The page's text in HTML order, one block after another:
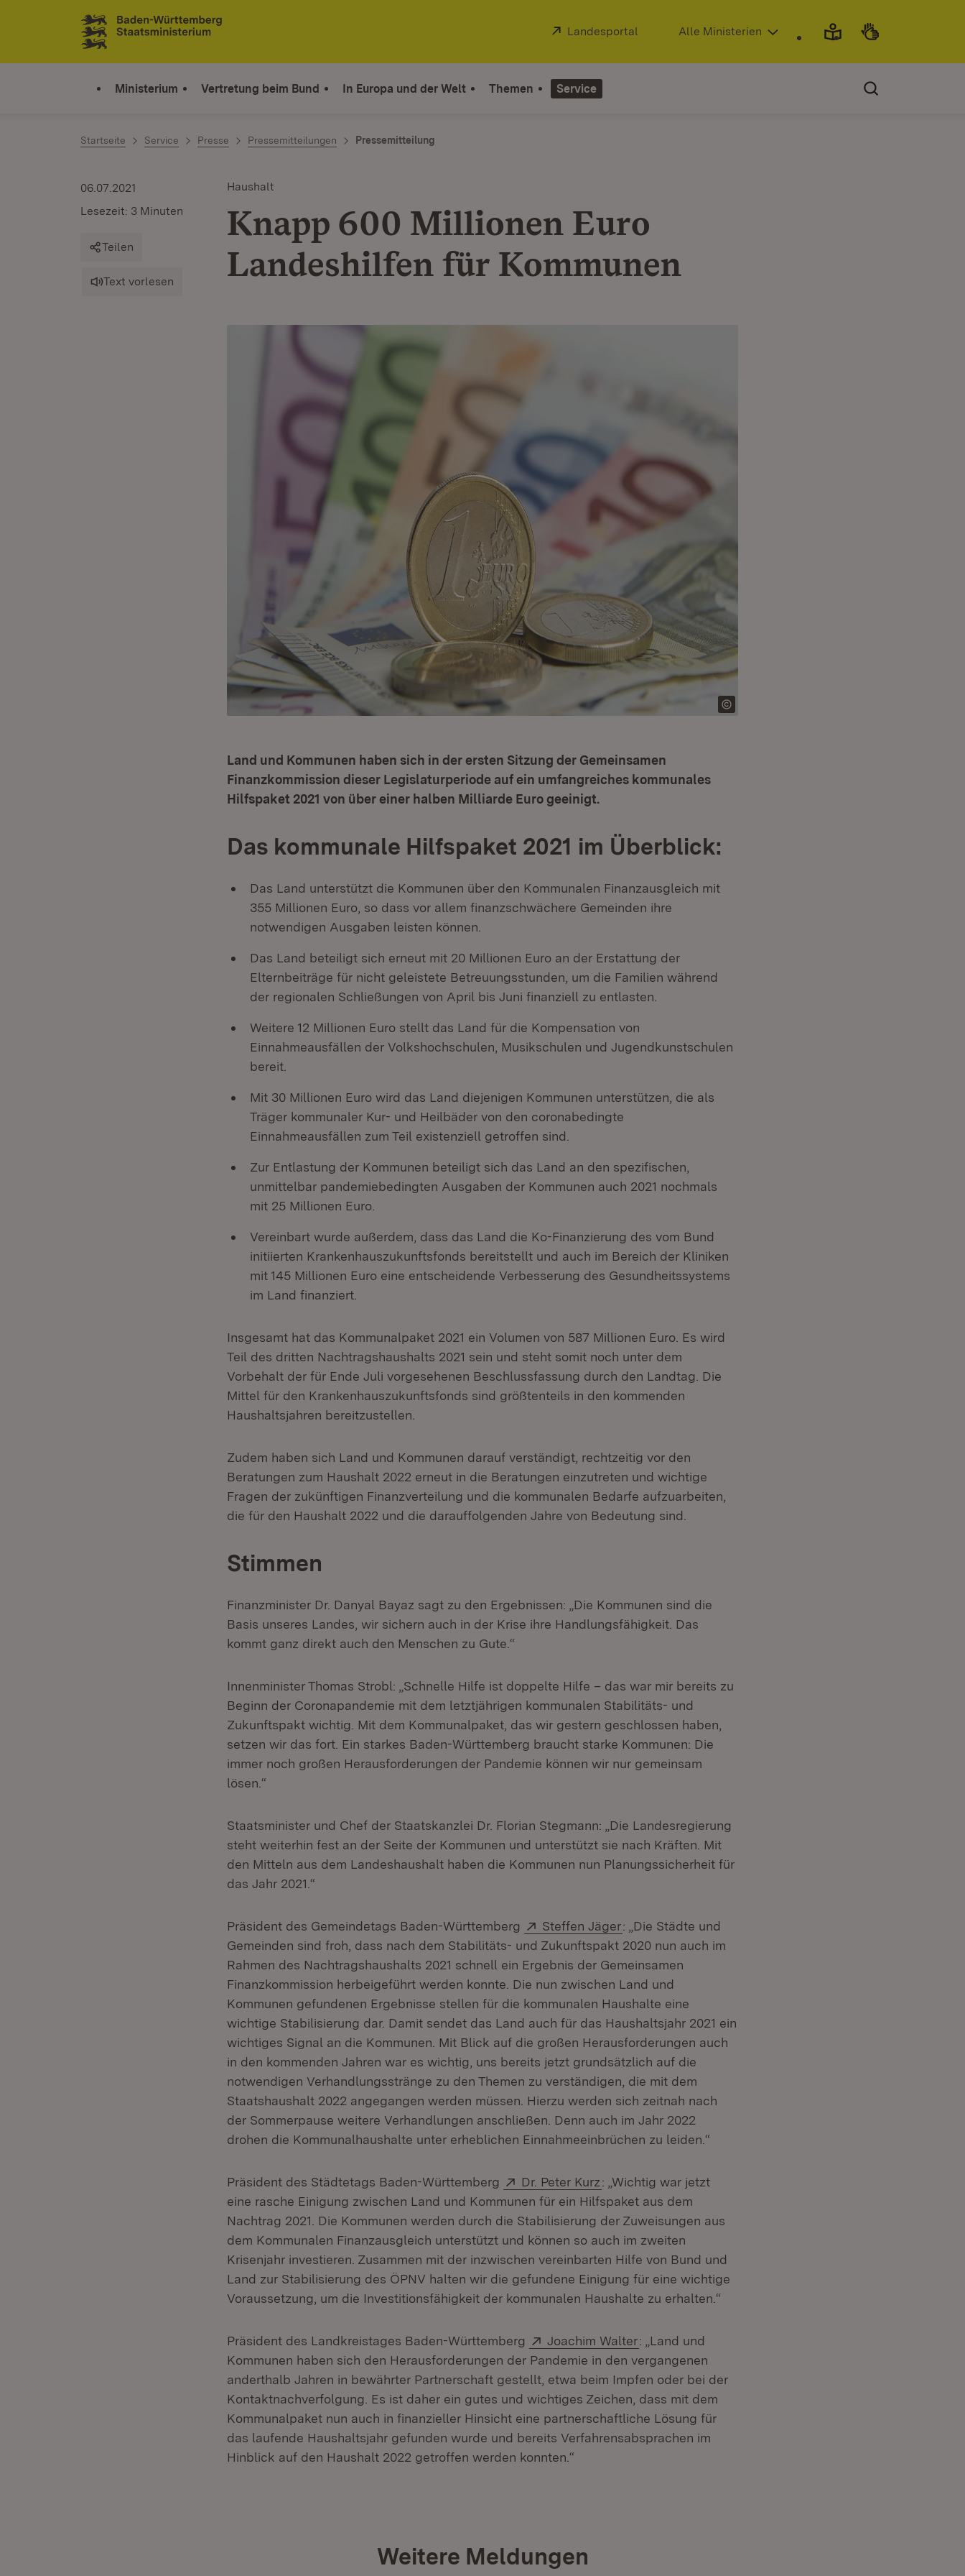
Zum Inhalt springen
Link zur Startseite
Extern:
Landesportal (Öffnet in neuem Fenster)
Alle Ministerien
Ministerium Vertretung beim Bund In Europa und der Welt Themen Service
Startseite Service Presse Pressemitteilungen Pressemitteilung
Haushalt
Knapp 600 Millionen Euro
Landeshilfen für Kommunen
06.07.2021
Lesezeit: 3 Minuten
Teilen
Text vorlesen
Land und Kommunen haben sich in der ersten Sitzung der Gemeinsamen
Finanzkommission dieser Legislaturperiode auf ein umfangreiches kommunales
Hilfspaket 2021 von über einer halben Milliarde Euro geeinigt.
Das kommunale Hilfspaket 2021 im Überblick:
Das Land unterstützt die Kommunen über den Kommunalen Finanzausgleich mit
355 Millionen Euro, so dass vor allem finanzschwächere Gemeinden ihre
notwendigen Ausgaben leisten können.
Das Land beteiligt sich erneut mit 20 Millionen Euro an der Erstattung der
Elternbeiträge für nicht geleistete Betreuungsstunden, um die Familien während
der regionalen Schließungen von April bis Juni finanziell zu entlasten.
Weitere 12 Millionen Euro stellt das Land für die Kompensation von
Einnahmeausfällen der Volkshochschulen, Musikschulen und Jugendkunstschulen
bereit.
Mit 30 Millionen Euro wird das Land diejenigen Kommunen unterstützen, die als
Träger kommunaler Kur- und Heilbäder von den coronabedingte
Einnahmeausfällen zum Teil existenziell getroffen sind.
Zur Entlastung der Kommunen beteiligt sich das Land an den spezifischen,
unmittelbar pandemiebedingten Ausgaben der Kommunen auch 2021 nochmals
mit 25 Millionen Euro.
Vereinbart wurde außerdem, dass das Land die Ko-Finanzierung des vom Bund
initiierten Krankenhauszukunftsfonds bereitstellt und auch im Bereich der Kliniken
mit 145 Millionen Euro eine entscheidende Verbesserung des Gesundheitssystems
im Land finanziert.
Insgesamt hat das Kommunalpaket 2021 ein Volumen von 587 Millionen Euro. Es wird
Teil des dritten Nachtragshaushalts 2021 sein und steht somit noch unter dem
Vorbehalt der für Ende Juli vorgesehenen Beschlussfassung durch den Landtag. Die
Mittel für den Krankenhauszukunftsfonds sind größtenteils in den kommenden
Haushaltsjahren bereitzustellen.
Zudem haben sich Land und Kommunen darauf verständigt, rechtzeitig vor den
Beratungen zum Haushalt 2022 erneut in die Beratungen einzutreten und wichtige
Fragen der zukünftigen Finanzverteilung und die kommunalen Bedarfe aufzuarbeiten,
die für den Haushalt 2022 und die darauffolgenden Jahre von Bedeutung sind.
Stimmen
Finanzminister Dr. Danyal Bayaz sagt zu den Ergebnissen: „Die Kommunen sind die
Basis unseres Landes, wir sichern auch in der Krise ihre Handlungsfähigkeit. Das
kommt ganz direkt auch den Menschen zu Gute.“
Innenminister Thomas Strobl: „Schnelle Hilfe ist doppelte Hilfe – das war mir bereits zu
Beginn der Coronapandemie mit dem letztjährigen kommunalen Stabilitäts- und
Zukunftspakt wichtig. Mit dem Kommunalpaket, das wir gestern geschlossen haben,
setzen wir das fort. Ein starkes Baden-Württemberg braucht starke Kommunen: Die
immer noch großen Herausforderungen der Pandemie können wir nur gemeinsam
lösen.“
Staatsminister und Chef der Staatskanzlei Dr. Florian Stegmann: „Die Landesregierung
steht weiterhin fest an der Seite der Kommunen und unterstützt sie nach Kräften. Mit
den Mitteln aus dem Landeshaushalt haben die Kommunen nun Planungssicherheit für
das Jahr 2021.“
Präsident des Gemeindetags Baden-Württemberg Extern:
Steffen Jäger(Öffnet in neuem Fenster)
: „Die Städte und
Gemeinden sind froh, dass nach dem Stabilitäts- und Zukunftspakt 2020 nun auch im
Rahmen des Nachtragshaushalts 2021 schnell ein Ergebnis der Gemeinsamen
Finanzkommission herbeigeführt werden konnte. Die nun zwischen Land und
Kommunen gefundenen Ergebnisse stellen für die kommunalen Haushalte eine
wichtige Stabilisierung dar. Damit sendet das Land auch für das Haushaltsjahr 2021 ein
wichtiges Signal an die Kommunen. Mit Blick auf die großen Herausforderungen auch
in den kommenden Jahren war es wichtig, uns bereits jetzt grundsätzlich auf die
notwendigen Verhandlungsstränge zu den Themen zu verständigen, die mit dem
Staatshaushalt 2022 angegangen werden müssen. Hierzu werden sich zeitnah nach
der Sommerpause weitere Verhandlungen anschließen. Denn auch im Jahr 2022
drohen die Kommunalhaushalte unter erheblichen Einnahmeeinbrüchen zu leiden.“
Präsident des Städtetags Baden-Württemberg Extern:
Dr. Peter Kurz(Öffnet in neuem Fenster)
: „Wichtig war jetzt
eine rasche Einigung zwischen Land und Kommunen für ein Hilfspaket aus dem
Nachtrag 2021. Die Kommunen werden durch die Stabilisierung der Zuweisungen aus
dem Kommunalen Finanzausgleich unterstützt und können so auch im zweiten
Krisenjahr investieren. Zusammen mit der inzwischen vereinbarten Hilfe von Bund und
Land zur Stabilisierung des ÖPNV halten wir die gefundene Einigung für eine wichtige
Voraussetzung, um die Investitionsfähigkeit der kommunalen Haushalte zu erhalten.“
Präsident des Landkreistages Baden-Württemberg Extern:
Joachim Walter(Öffnet in neuem Fenster)
: „Land und
Kommunen haben sich den Herausforderungen der Pandemie in den vergangenen
anderthalb Jahren in bewährter Partnerschaft gestellt, etwa beim Impfen oder bei der
Kontaktnachverfolgung. Es ist daher ein gutes und wichtiges Zeichen, dass mit dem
Kommunalpaket nun auch in finanzieller Hinsicht eine partnerschaftliche Lösung für
das laufende Haushaltsjahr gefunden wurde und bereits Verfahrensabsprachen im
Hinblick auf den Haushalt 2022 getroffen werden konnten.“
Weitere Meldungen